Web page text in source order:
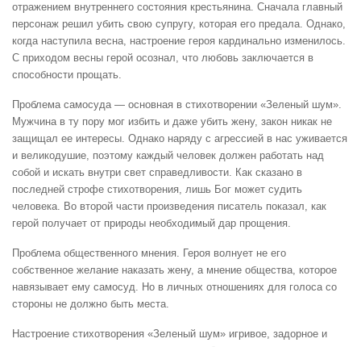
отражением внутреннего состояния крестьянина. Сначала главный
персонаж решил убить свою супругу, которая его предала. Однако,
когда наступила весна, настроение героя кардинально изменилось.
С приходом весны герой осознал, что любовь заключается в
способности прощать.
Проблема самосуда — основная в стихотворении «Зеленый шум».
Мужчина в ту пору мог избить и даже убить жену, закон никак не
защищал ее интересы. Однако наряду с агрессией в нас уживается
и великодушие, поэтому каждый человек должен работать над
собой и искать внутри свет справедливости. Как сказано в
последней строфе стихотворения, лишь Бог может судить
человека. Во второй части произведения писатель показал, как
герой получает от природы необходимый дар прощения.
Проблема общественного мнения. Героя волнует не его
собственное желание наказать жену, а мнение общества, которое
навязывает ему самосуд. Но в личных отношениях для голоса со
стороны не должно быть места.
Настроение стихотворения «Зеленый шум» игривое, задорное и